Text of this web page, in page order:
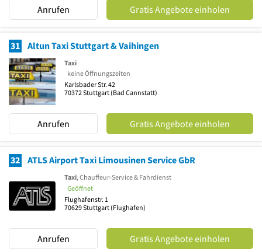
Anrufen Gratis Angebote einholen
31 Altun Taxi Stuttgart & Vaihingen
Taxi
keine Öffnungszeiten
Karlsbader Str. 42
70372Stuttgart (Bad Cannstatt)
Anrufen Gratis Angebote einholen
32 ATLS Airport Taxi Limousinen Service GbR
Taxi, Chauffeur-Service & Fahrdienst
Geöffnet
Flughafenstr. 1
70629Stuttgart (Flughafen)
Anrufen Gratis Angebote einholen